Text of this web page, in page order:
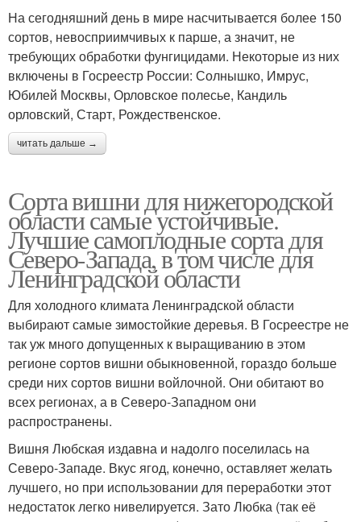
На сегодняшний день в мире насчитывается более 150
сортов, невосприимчивых к парше, а значит, не
требующих обработки фунгицидами. Некоторые из них
включены в Госреестр России: Солнышко, Имрус,
Юбилей Москвы, Орловское полесье, Кандиль
орловский, Старт, Рождественское.
читать дальше →
Сорта вишни для нижегородской
области самые устойчивые.
Лучшие самоплодные сорта для
Северо-Запада, в том числе для
Ленинградской области
Для холодного климата Ленинградской области
выбирают самые зимостойкие деревья. В Госреестре не
так уж много допущенных к выращиванию в этом
регионе сортов вишни обыкновенной, гораздо больше
среди них сортов вишни войлочной. Они обитают во
всех регионах, а в Северо-Западном они
распространены.
Вишня Любская издавна и надолго поселилась на
Северо-Западе. Вкус ягод, конечно, оставляет желать
лучшего, но при использовании для переработки этот
недостаток легко нивелируется. Зато Любка (так её